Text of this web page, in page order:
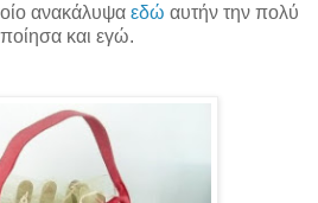
ανακάλυψα εδώ αυτήν την πολύ
και εγώ.